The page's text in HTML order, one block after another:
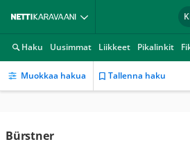
Haku Uusimmat Liikkeet Pikalinkit
Muokkaa hakua Tallenna haku
Bürstner